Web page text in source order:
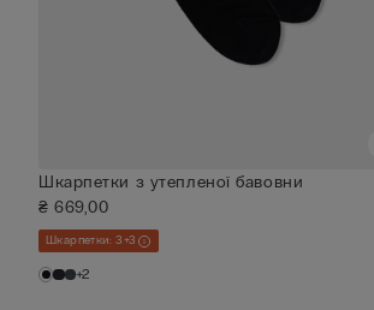
Шкарпетки з утепленої бавовни
₴ 669,00
Шкарпетки: 3+3
+2